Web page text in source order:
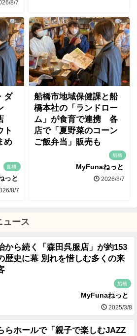
8/7
ダ
ト
め
船橋
っと
8/7
船橋市地域保健課と船
橋本社の「ランドロー
ム」が食育で連携 各
店で「夏野菜のコーン
ご飯弁当」販売も
船橋
MyFunaねっと
2026/8/7
ュース
から続く「森田呉服店」が約153
歴史に幕 別れを惜しむ多くの来
船橋
MyFunaねっと
2025/3/8
らホールで「親子で楽しむJAZZ